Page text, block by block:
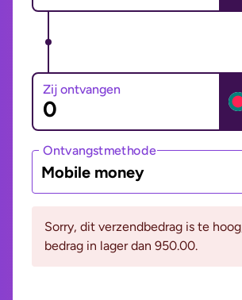
Zij ontvangen
Ontvangstmethode
Mobile money
Sorry, dit verzendbedrag is te
bedrag in lager dan 950.00.